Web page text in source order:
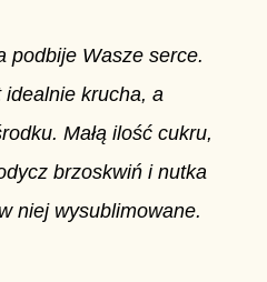
podbije Wasze serce.
idealnie krucha, a
Małą ilość cukru,
brzoskwiń i nutka
niej wysublimowane.